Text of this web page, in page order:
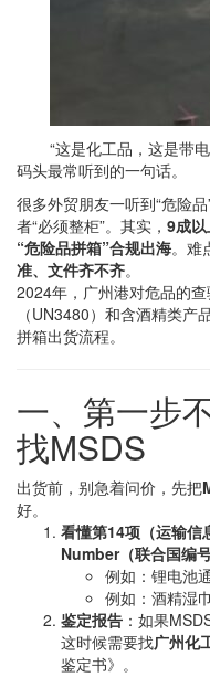
“这是化工品，这是带
码头最常听到的一句话。
很多外贸朋友一听到“危险
者“必须整柜”。其实， 9成
“危险品拼箱”合规出海。难
准、文件齐不齐。
2024年，广州港对危品的
（UN3480）和含酒精类
拼箱出货流程。
一、第一步
找MSDS
出货前，别急着问价，先把
好。
看懂第14项（运输信
Number（联合国编号
例如：锂电池
例如：酒精湿
鉴定报告 ：如果
这时候需要找广州化
鉴定书》。